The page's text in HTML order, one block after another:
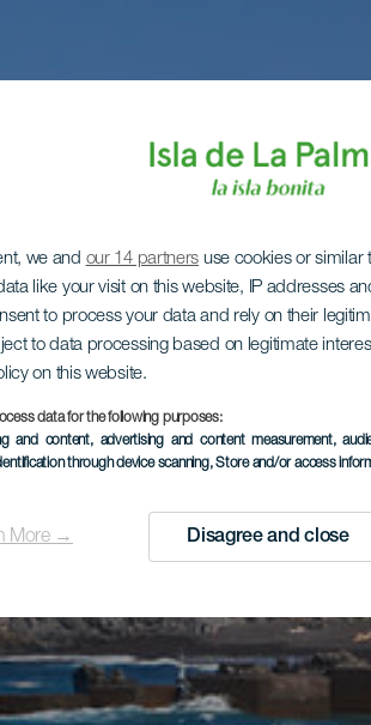
we and our 14 partners use cookies or similar
like your visit on this website, IP addresses
to process your data and rely on their
to data processing based on legitimate
on this website.
data for the following purposes:
and content, advertising and content measurement,
through device scanning, Store and/or access
More → Disagree and close